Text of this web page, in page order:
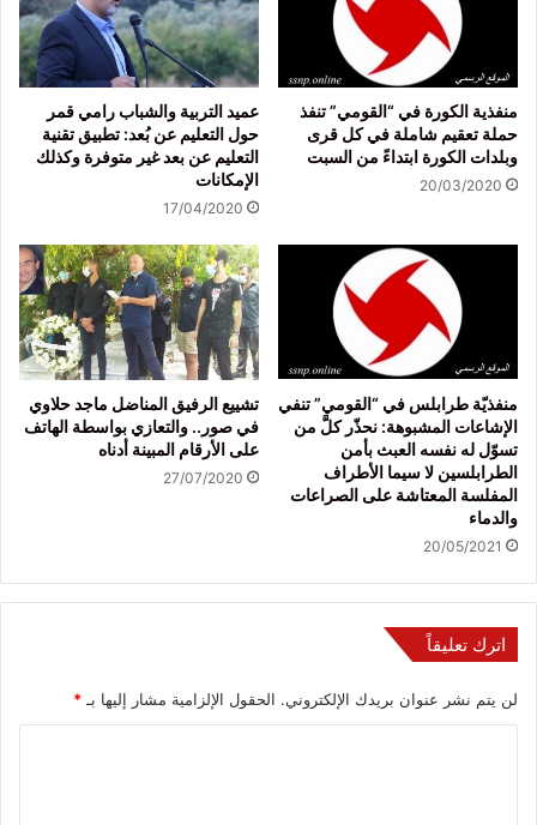
منفذية الكورة في “القومي” تنفذ
حملة تعقيم شاملة في كل قرى
وبلدات الكورة ابتداءً من السبت
20/03/2020
عميد التربية والشباب رامي قمر
حول التعليم عن بُعد: تطبيق تقنية
التعليم عن بعد غير متوفرة وكذلك
الإمكانات
17/04/2020
منفذيّة طرابلس في “القومي” تنفي
الإشاعات المشبوهة: نحذّر كلَّ من
تسوّل له نفسه العبث بأمن
الطرابلسين لا سيما الأطراف
المفلسة المعتاشة على الصراعات
والدماء
20/05/2021
تشييع الرفيق المناضل ماجد حلاوي
في صور.. والتعازي بواسطة الهاتف
على الأرقام المبينة أدناه
27/07/2020
اترك تعليقاً
لن يتم نشر عنوان بريدك الإلكتروني. الحقول الإلزامية مشار إليها بـ *